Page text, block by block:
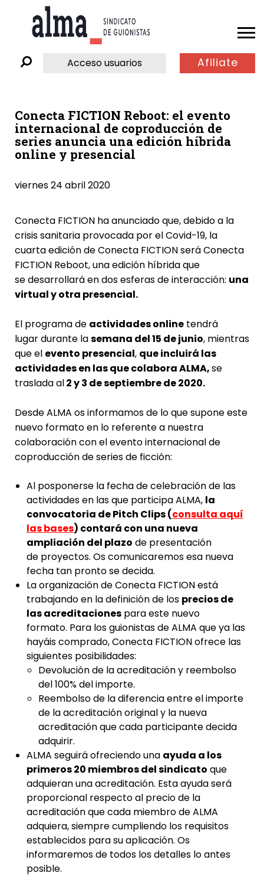
Acceso usuarios Afiliate
Conecta FICTION Reboot: el evento
internacional de coproducción de
series anuncia una edición híbrida
online y presencial
viernes 24 abril 2020
Conecta FICTIONha anunciado que, debido a la
crisis sanitaria provocada por el Covid-19, la
cuarta edición de Conecta FICTION será Conecta
FICTION Reboot, una edición híbrida que
se desarrollará en dos esferas de interacción: una
virtual y otra presencial.
El programa de actividades onlinetendrá
lugar durante lasemana del 15 de junio, mientras
que el evento presencial, que incluirá las
actividades en las que colabora ALMA,se
traslada al2 y 3 de septiembre de 2020.
Desde ALMA os informamos de lo que supone este
nuevo formato en lo referente a nuestra
colaboración con el evento internacional de
coproducción de series de ficción:
Al posponerse la fecha de celebración de las
actividades en las que participa ALMA, la
convocatoria de Pitch Clips(consulta aquí
las bases) contará con una nueva
ampliación del plazo de presentación
de proyectos. Os comunicaremos esa nueva
fecha tan pronto se decida.
La organización de Conecta FICTION está
trabajando en la definición de los precios de
las acreditacionespara este nuevo
formato. Para los guionistas de ALMA que ya las
hayáis comprado, Conecta FICTION ofrece las
siguientes posibilidades:
Devolución de la acreditación y reembolso
del 100% del importe.
Reembolso de la diferencia entre el importe
de la acreditación original y la nueva
acreditación que cada participante decida
adquirir.
ALMA seguirá ofreciendo una ayuda a los
primeros 20 miembros del sindicato que
adquieran una acreditación. Esta ayuda será
proporcional respecto al precio de la
acreditación que cada miembro de ALMA
adquiera, siempre cumpliendo los requisitos
establecidos para su aplicación. Os
informaremos de todos los detalles lo antes
posible.